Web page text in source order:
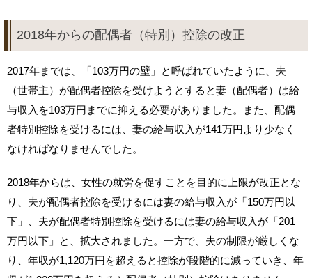
2018年からの配偶者（特別）控除の改正
2017年までは、「103万円の壁」と呼ばれていたように、夫
（世帯主）が配偶者控除を受けようとすると妻（配偶者）は給
与収入を103万円までに抑える必要がありました。また、配偶
者特別控除を受けるには、妻の給与収入が141万円より少なく
なければなりませんでした。
2018年からは、女性の就労を促すことを目的に上限が改正とな
り、夫が配偶者控除を受けるには妻の給与収入が「150万円以
下」、夫が配偶者特別控除を受けるには妻の給与収入が「201
万円以下」と、拡大されました。一方で、夫の制限が厳しくな
り、年収が1,120万円を超えると控除が段階的に減っていき、年